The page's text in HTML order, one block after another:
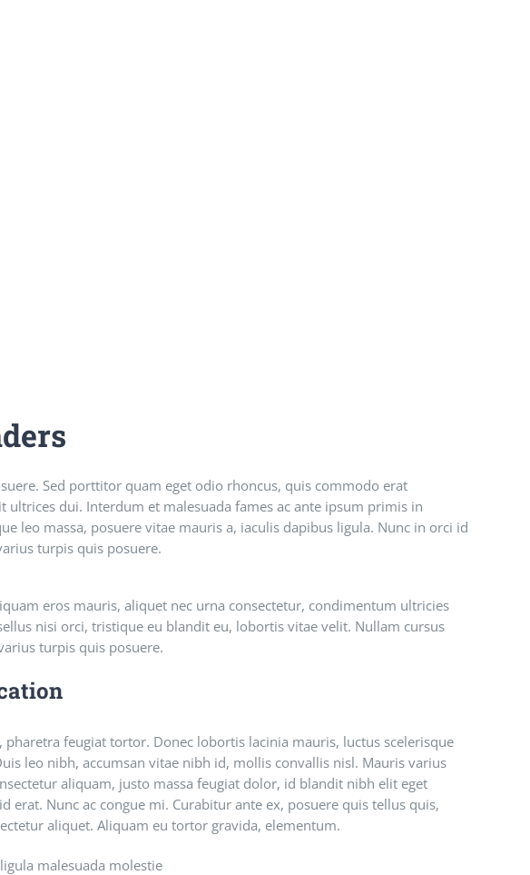
Sed porttitor quam eget odio rhoncus, quis commodo erat
dui. Interdum et malesuada fames ac ante ipsum primis in
leo massa, posuere vitae mauris a, iaculis dapibus ligula. Nunc in orci id
turpis quis posuere.
eros mauris, aliquet nec urna consectetur, condimentum ultricies
nisi orci, tristique eu blandit eu, lobortis vitae velit. Nullam cursus
turpis quis posuere.
pharetra feugiat tortor. Donec lobortis lacinia mauris, luctus scelerisque
leo nibh, accumsan vitae nibh id, mollis convallis nisl. Mauris varius
aliquam, justo massa feugiat dolor, id blandit nibh elit eget
Nunc ac congue mi. Curabitur ante ex, posuere quis tellus quis,
aliquet. Aliquam eu tortor gravida, elementum.
malesuada molestie